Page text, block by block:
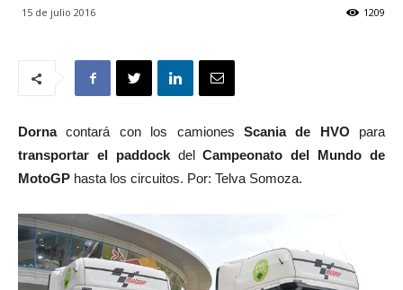
15 de julio 2016 1209
Dornacontará con los camiones Scania de HVO para
transportar el paddock delCampeonato del Mundo de
MotoGP hasta los circuitos. Por: Telva Somoza.